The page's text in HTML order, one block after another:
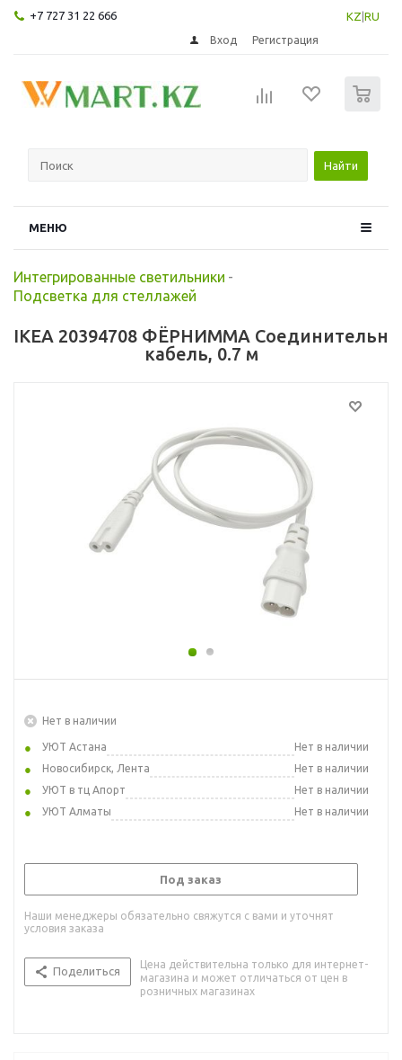
+7 727 31 22 666 KZ RU
Вход Регистрация
Найти
МЕНЮ
Интегрированные светильники -
Подсветка для стеллажей
IKEA 20394708 ФЁРНИММА Соединительн
кабель, 0.7 м
Нет в наличии
УЮТ Астана
Нет в наличии
Новосибирск, Лента
Нет в наличии
УЮТ в тц Апорт
Нет в наличии
УЮТ Алматы
Нет в наличии
Под заказ
Наши менеджеры обязательно свяжутся с вами и уточнят
условия заказа
Поделиться
Цена действительна только для интернет-
магазина и может отличаться от цен в
розничных магазинах